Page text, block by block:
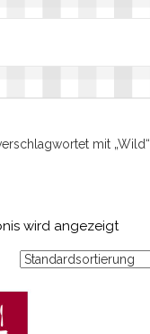
mit „Wild“
wird angezeigt